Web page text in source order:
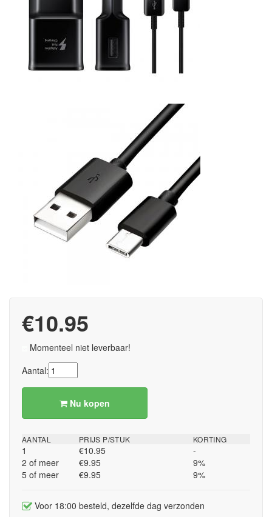
€10.95
Momenteel niet leverbaar!
Aantal:
Nu kopen
AANTAL
1
2 of meer
5 of meer
PRIJS P/STUK
€10.95
€9.95
€9.95
KORTING
-
9%
9%
Voor 18:00 besteld, dezelfde dag verzonden